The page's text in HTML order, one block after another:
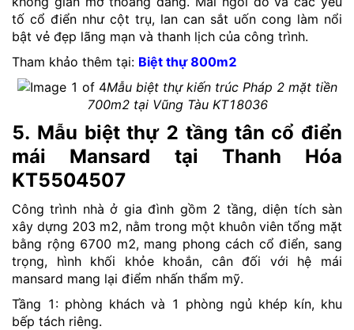
tố cổ điển như cột trụ, lan can sắt uốn cong làm nổi
bật vẻ đẹp lãng mạn và thanh lịch của công trình.
Tham khảo thêm tại: Biệt thự 800m2
Mẫu biệt thự kiến trúc Pháp 2 mặt tiền
700m2 tại Vũng Tàu KT18036
5. Mẫu biệt thự 2 tầng tân cổ điển
mái Mansard tại Thanh Hóa
KT5504507
Công trình nhà ở gia đình gồm 2 tầng, diện tích sàn
xây dựng 203 m2, nằm trong một khuôn viên tổng mặt
bằng rộng 6700 m2, mang phong cách cổ điển, sang
trọng, hình khối khỏe khoắn, cân đối với hệ mái
mansard mang lại điểm nhấn thẩm mỹ.
Tầng 1: phòng khách và 1 phòng ngủ khép kín, khu
bếp tách riêng.